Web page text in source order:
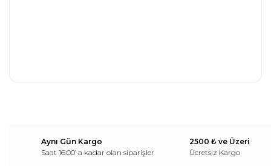
Aynı Gün Kargo
Saat 16:00’ a kadar olan siparişler
2500 ₺ ve Üzeri
Ücretsiz Kargo